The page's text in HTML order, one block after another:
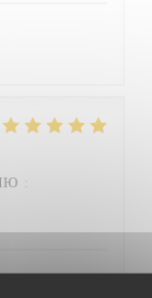
:
à chaque